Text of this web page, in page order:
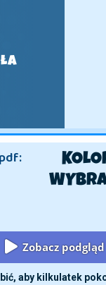
Zobacz
aby kilkulatek